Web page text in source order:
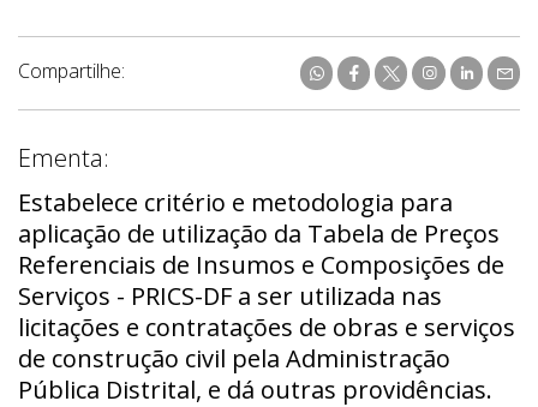
Compartilhe:
Ementa:
Estabelece critério e metodologia para
aplicação de utilização da Tabela de Preços
Referenciais de Insumos e Composições de
Serviços - PRICS-DF a ser utilizada nas
licitações e contratações de obras e serviços
de construção civil pela Administração
Pública Distrital, e dá outras providências.